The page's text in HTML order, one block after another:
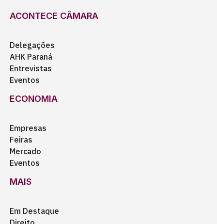
ACONTECE CÂMARA
Delegações
AHK Paraná
Entrevistas
Eventos
ECONOMIA
Empresas
Feiras
Mercado
Eventos
MAIS
Em Destaque